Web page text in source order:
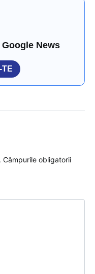
News
Câmpurile obligatorii